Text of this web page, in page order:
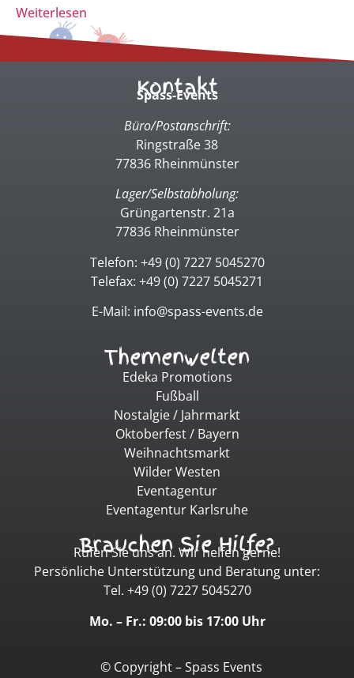
Weiterlesen
Kontakt
Spass-Events
Büro/Postanschrift:
Ringstraße 38
77836 Rheinmünster
Lager/Selbstabholung:
Grüngartenstr. 21a
77836 Rheinmünster
Telefon: +49 (0) 7227 5045270
Telefax: +49 (0) 7227 5045271
E-Mail: info@spass-events.de
Themenwelten
Edeka Promotions
Fußball
Nostalgie / Jahrmarkt
Oktoberfest / Bayern
Weihnachtsmarkt
Wilder Westen
Eventagentur
Eventagentur Karlsruhe
Brauchen Sie Hilfe?
Rufen Sie uns an. Wir helfen gerne!
Persönliche Unterstützung und Beratung unter:
Tel. +49 (0) 7227 5045270
Mo. – Fr.: 09:00 bis 17:00 Uhr
© Copyright – Spass Events